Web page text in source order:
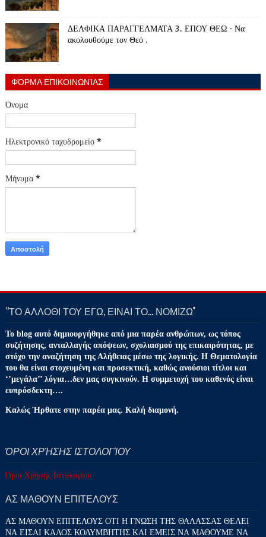
ΔΕΛΦΙΚΑ ΠΑΡΑΓΓΕΛΜΑΤΑ 3. ΕΠΟΥ ΘΕΩ - Να
ακολουθούμε τον Θεό .
ΦΌΡΜΑ ΕΠΙΚΟΙΝΩΝΊΑΣ
Όνομα
Ηλεκτρονικό ταχυδρομείο *
Μήνυμα *
‘’ΤΟ ΑΛΛΟΘΙ ΤΟΥ ΕΓΩ, ΕΙΝΑΙ ΤΟ… ΝΟΜΙΖΩ''
Το blog αυτό δημιουργήθηκε από μια παρέα ανθρώπων, ως τόπος
συζήτησης, ανταλλαγής απόψεων, σχολιασμού της επικαιρότητας, με
στόχο την αναζήτηση της Αλήθειας μέσω της λογικής. Η Θεματολογία
του θα είναι στοχευμένη και προσεκτική, καθώς ανούσιοι τίτλοι και
‘’μεγάλα’’ λόγια…δεν μας συγκινούν. Η συμμετοχή του καθενός είναι
ευπρόσδεκτη….
Καλώς Ήρθατε στην παρέα μας. Καλή διαμονή.
ΌΡΟΙ ΧΡΉΣΗΣ ΙΣΤΟΛΟΓΊΟΥ
Όροι Χρήσης Ιστολογίου
ΑΣ ΜΑΘΟΥΝ ΕΠΙΤΕΛΟΥΣ
ΑΣ ΜΑΘΟΥΝ ΕΠΙΤΕΛΟΥΣ ΟΤΙ Η ΓΝΩΣΗ ΤΗΣ ΘΑΛΑΣΣΑΣ ΘΕΛΕΙ
ΝΑ ΕΙΣΑΙ ΚΑΛΟΣ ΚΟΛΥΜΒΗΤΗΣ ΚΑΙ ΕΜΕΙΣ ΝΑ ΜΑΘΟΥΜΕ ΝΑ